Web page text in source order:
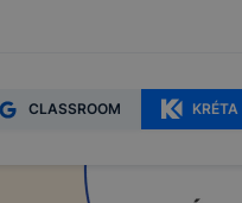
CLASSROOM KRÉTA